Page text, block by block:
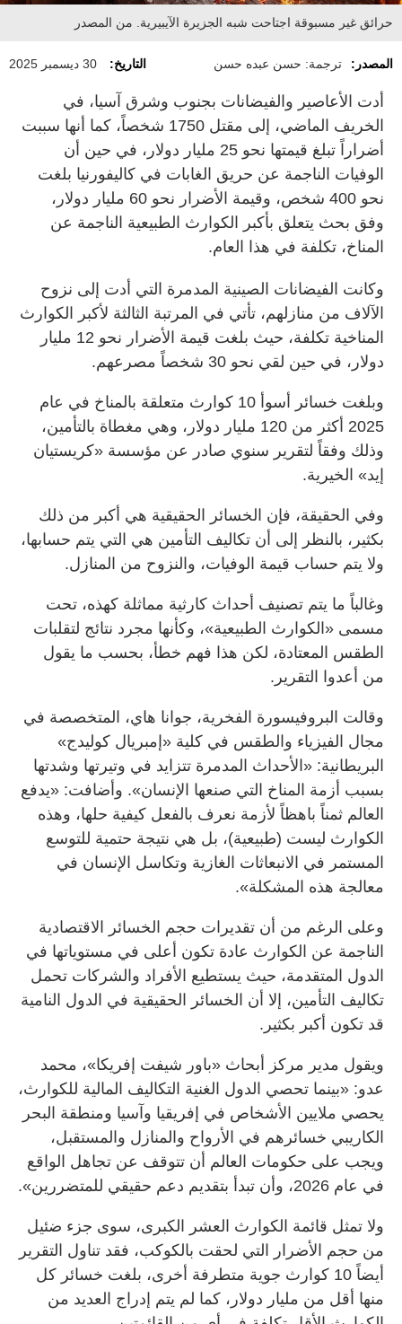
حرائق غير مسبوقة اجتاحت شبه الجزيرة الآيبيرية. من المصدر
المصدر: ترجمة: حسن عبده حسن التاريخ: 30 ديسمبر 2025
أدت الأعاصير والفيضانات بجنوب وشرق آسيا، في
الخريف الماضي، إلى مقتل 1750 شخصاً، كما أنها سببت
أضراراً تبلغ قيمتها نحو 25 مليار دولار، في حين أن
الوفيات الناجمة عن حريق الغابات في كاليفورنيا بلغت
نحو 400 شخص، وقيمة الأضرار نحو 60 مليار دولار،
وفق بحث يتعلق بأكبر الكوارث الطبيعية الناجمة عن
المناخ، تكلفة في هذا العام.
وكانت الفيضانات الصينية المدمرة التي أدت إلى نزوح
الآلاف من منازلهم، تأتي في المرتبة الثالثة لأكبر الكوارث
المناخية تكلفة، حيث بلغت قيمة الأضرار نحو 12 مليار
دولار، في حين لقي نحو 30 شخصاً مصرعهم.
وبلغت خسائر أسوأ 10 كوارث متعلقة بالمناخ في عام
2025 أكثر من 120 مليار دولار، وهي مغطاة بالتأمين،
وذلك وفقاً لتقرير سنوي صادر عن مؤسسة «كريستيان
إيد» الخيرية.
وفي الحقيقة، فإن الخسائر الحقيقية هي أكبر من ذلك
بكثير، بالنظر إلى أن تكاليف التأمين هي التي يتم حسابها،
ولا يتم حساب قيمة الوفيات، والنزوح من المنازل.
وغالباً ما يتم تصنيف أحداث كارثية مماثلة كهذه، تحت
مسمى «الكوارث الطبيعية»، وكأنها مجرد نتائج لتقلبات
الطقس المعتادة، لكن هذا فهم خطأ، بحسب ما يقول
من أعدوا التقرير.
وقالت البروفيسورة الفخرية، جوانا هاي، المتخصصة في
مجال الفيزياء والطقس في كلية «إمبريال كوليدج»
البريطانية: «الأحداث المدمرة تتزايد في وتيرتها وشدتها
بسبب أزمة المناخ التي صنعها الإنسان». وأضافت: «يدفع
العالم ثمناً باهظاً لأزمة نعرف بالفعل كيفية حلها، وهذه
الكوارث ليست (طبيعية)، بل هي نتيجة حتمية للتوسع
المستمر في الانبعاثات الغازية وتكاسل الإنسان في
معالجة هذه المشكلة».
وعلى الرغم من أن تقديرات حجم الخسائر الاقتصادية
الناجمة عن الكوارث عادة تكون أعلى في مستوياتها في
الدول المتقدمة، حيث يستطيع الأفراد والشركات تحمل
تكاليف التأمين، إلا أن الخسائر الحقيقية في الدول النامية
قد تكون أكبر بكثير.
ويقول مدير مركز أبحاث «باور شيفت إفريكا»، محمد
عدو: «بينما تحصي الدول الغنية التكاليف المالية للكوارث،
يحصي ملايين الأشخاص في إفريقيا وآسيا ومنطقة البحر
الكاريبي خسائرهم في الأرواح والمنازل والمستقبل،
ويجب على حكومات العالم أن تتوقف عن تجاهل الواقع
في عام 2026، وأن تبدأ بتقديم دعم حقيقي للمتضررين».
ولا تمثل قائمة الكوارث العشر الكبرى، سوى جزء ضئيل
من حجم الأضرار التي لحقت بالكوكب، فقد تناول التقرير
أيضاً 10 كوارث جوية متطرفة أخرى، بلغت خسائر كل
منها أقل من مليار دولار، كما لم يتم إدراج العديد من